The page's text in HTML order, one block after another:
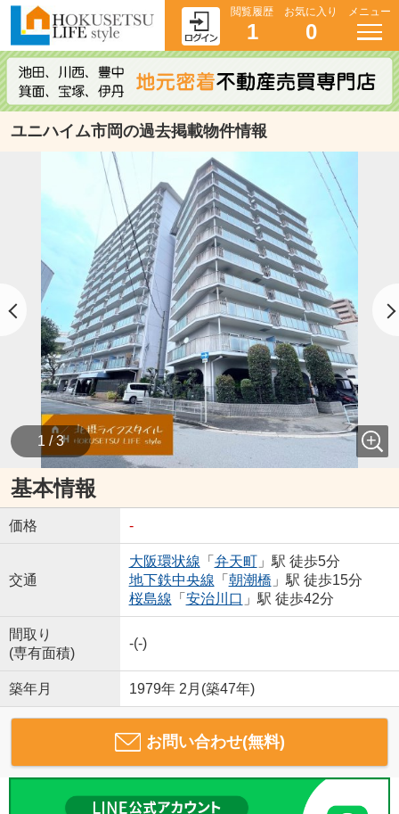
閲覧履歴
1
お気に入り
0
メニュー
ユニハイム市岡の過去掲載物件情報
1 / 3
基本情報
価格 -
交通
大阪環状線 「 弁天町」駅 徒歩5分
地下鉄中央線 「 朝潮橋 」駅 徒歩15分
桜島線 「 安治川口 」駅 徒歩42分
間取り
(専有面積)
-(-)
築年月 1979年 2月(築47年)
お問い合わせ(無料)